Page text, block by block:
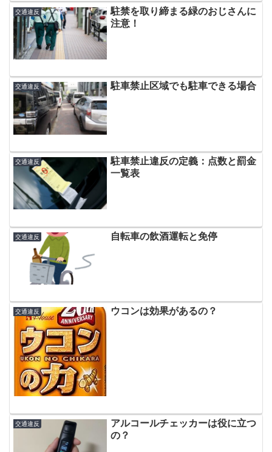
交通違反
駐禁を取り締まる緑のおじさんに
注意！
交通違反 駐車禁止区域でも駐車できる場合
交通違反
駐車禁止違反の定義：点数と罰金
一覧表
交通違反 自転車の飲酒運転と免停
交通違反 ウコンは効果があるの？
交通違反
アルコールチェッカーは役に立つ
の？